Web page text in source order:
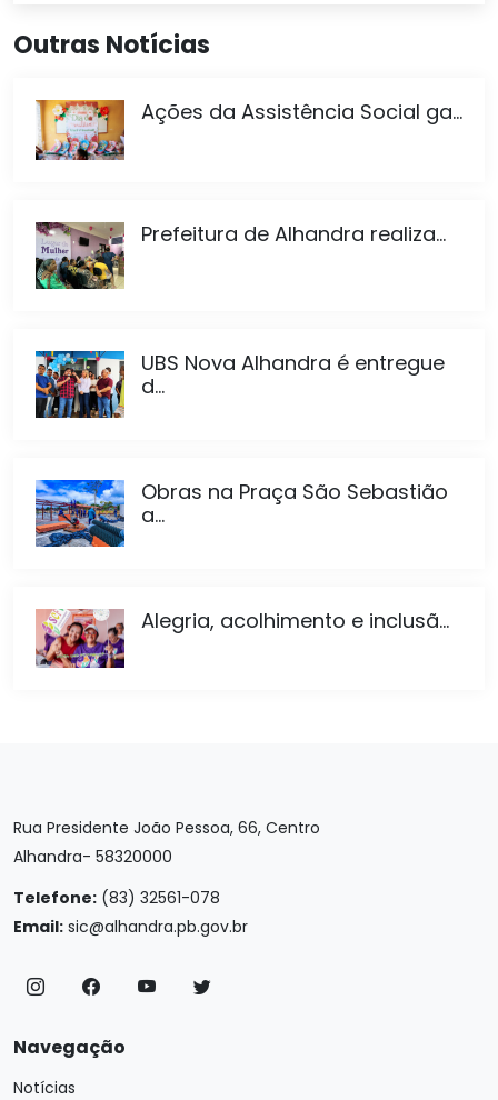
Outras Notícias
Ações da Assistência Social ga...
Prefeitura de Alhandra realiza...
UBS Nova Alhandra é entregue
d...
Obras na Praça São Sebastião
a...
Alegria, acolhimento e inclusã...
Rua Presidente João Pessoa, 66, Centro
Alhandra- 58320000
Telefone: (83) 32561-078
Email: sic@alhandra.pb.gov.br
Navegação
Notícias